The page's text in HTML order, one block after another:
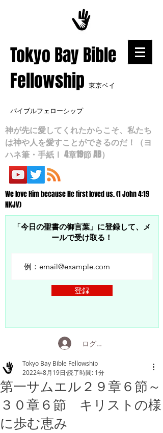
​Tokyo Bay Bible
Fellowship 東京ベイ
バイブルフェローシップ
神が先に愛してくれたからこそ、私たち
は神や人を愛すことができるのだ！（ヨ
ハネ筆・手紙Ⅰ 4章19節 AB）
We love Him because He first loved us. (1 John 4:19
NKJV)
「今日の聖書の御言葉」に登録して、メ
ールで受け取る！
登録
ログイン
第一サムエル２９章６節～
３０章６節 キリストの様
に歩む恵み
Tokyo Bay Bible Fellowship
2022年8月19日 読了時間: 1分